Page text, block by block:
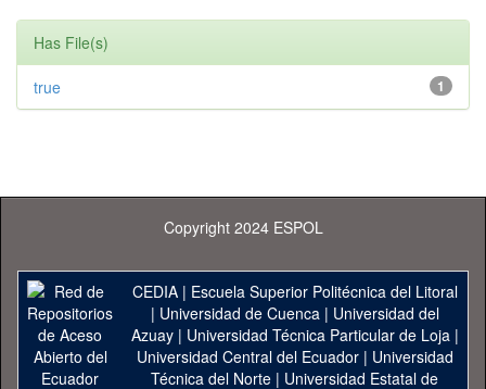
Has File(s)
1
true
Copyright 2024 ESPOL
CEDIA| Escuela Superior Politécnica del Litoral
| Universidad de Cuenca| Universidad del
Azuay| Universidad Técnica Particular de Loja|
Universidad Central del Ecuador| Universidad
Técnica del Norte | Universidad Estatal de